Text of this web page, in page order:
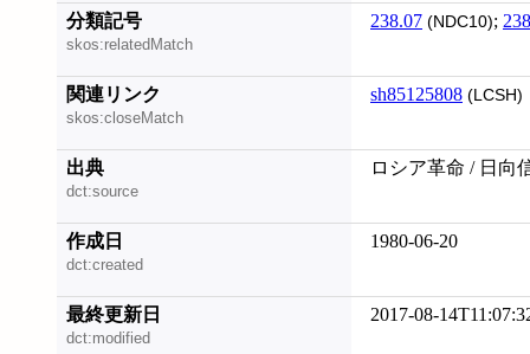
分類記号
skos:relatedMatch
238.07 (NDC10);
関連リンク
skos:closeMatch
sh85125808 (LCSH)
出典
dct:source
ロシア革命 / 日向
作成日
dct:created
1980-06-20
最終更新日
dct:modified
2017-08-